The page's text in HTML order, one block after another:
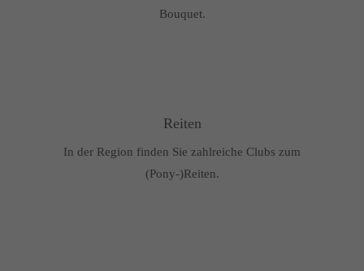
Bouquet.
Reiten
In der Region finden Sie zahlreiche Clubs zum
(Pony-)Reiten.